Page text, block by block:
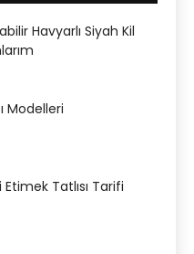
Havyarlı Siyah Kil
Modelleri
Tatlısı Tarifi